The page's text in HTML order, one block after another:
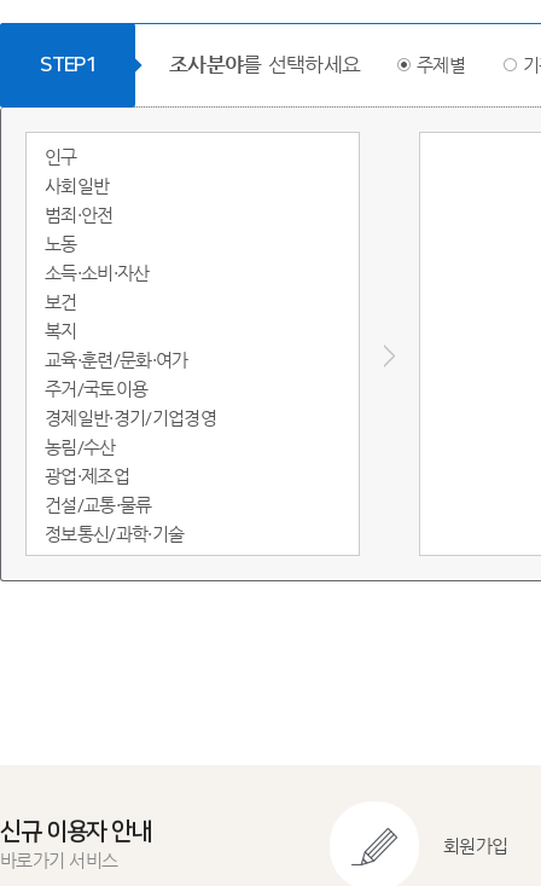
STEP1 조사분야를 선택하세요 주제별
인구
사회일반
범죄·안전
노동
소득·소비·자산
보건
복지
교육·훈련/문화·여가
주거/국토이용
경제일반·경기/기업경영
농림/수산
광업·제조업
건설/교통·물류
정보통신/과학·기술
도소매·서비스
신규 이용자 안내
바로가기 서비스
회원가입